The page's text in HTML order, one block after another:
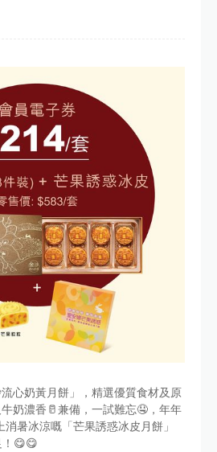
心奶黃月餅」，精選優質食材及原
奶濃香🥛兼備，一試難忘🤤，年年
消暑冰涼嘅「芒果誘惑冰皮月餅」
😋😋